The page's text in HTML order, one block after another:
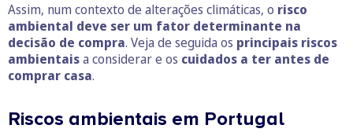
Assim, num contexto de alterações climáticas, o risco
ambiental deve ser um fator determinante na
decisão de compra. Veja de seguida os principais riscos
ambientaisa considerar e os cuidados a ter antes de
comprar casa.
Riscos ambientais em Portugal